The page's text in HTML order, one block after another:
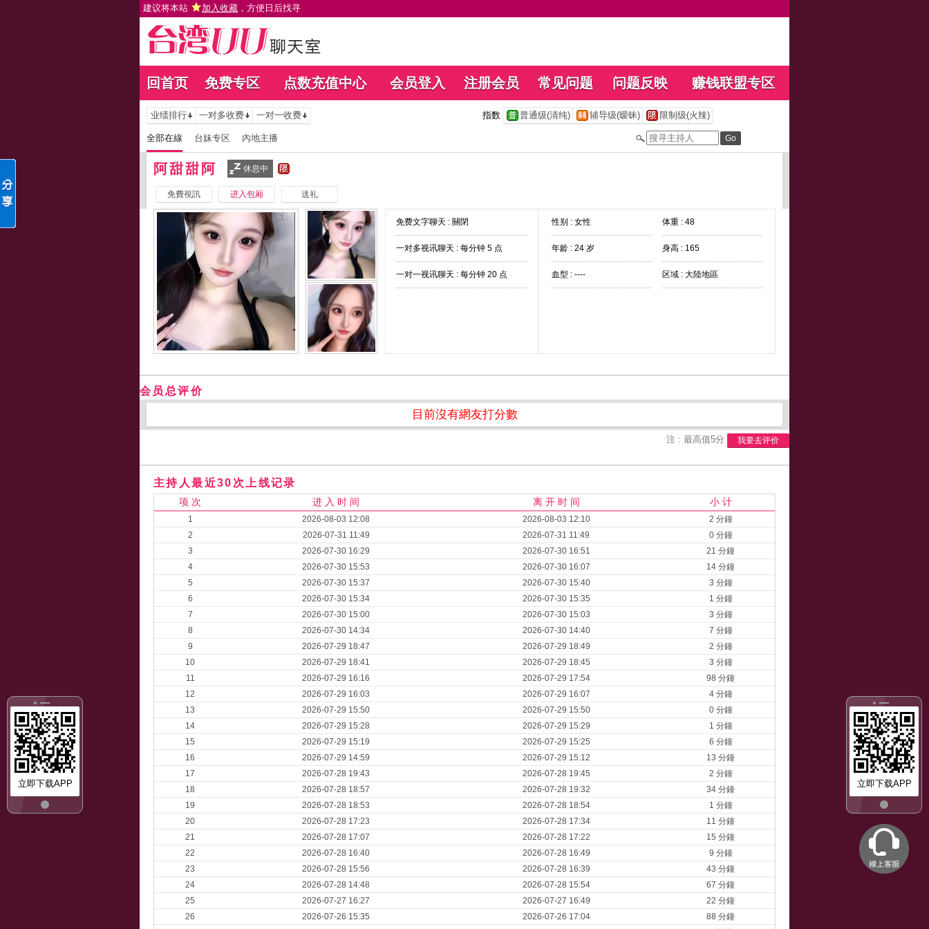
建议将本站 加入收藏 ，方便日后找寻
回首页 免费专区 点数充值中心 会员登入 注册会员 常见问题 问题反映 赚钱联盟专区
立即下载APP
立即下载APP
业绩排行 一对多收费 一对一收费 指数 普通级(清纯) 辅导级(暧昧) 限制级(火辣)
全部在線 台妹专区 內地主播
阿甜甜阿 休息中
免費視訊 进入包厢 送礼
免费文字聊天 : 關閉
一对多视讯聊天 : 每分钟 5 点
一对一视讯聊天 : 每分钟 20 点
性别 : 女性 体重 : 48
年龄 : 24 岁 身高 : 165
血型 : ---- 区域 : 大陸地區
会员总评价
目前沒有網友打分數
注 : 最高值5分 我要去评价
主持人最近30次上线记录
项 次 进 入 时 间 离 开 时 间 小 计
1 2026-08-03 12:08 2026-08-03 12:10
2 分鐘
2
2026-07-31 11:49 2026-07-31 11:49
0 分鐘
3
2026-07-30 16:29 2026-07-30 16:51
21 分鐘
4
2026-07-30 15:53 2026-07-30 16:07
14 分鐘
5
2026-07-30 15:37 2026-07-30 15:40
3 分鐘
6
2026-07-30 15:34 2026-07-30 15:35
1 分鐘
7
2026-07-30 15:00 2026-07-30 15:03
3 分鐘
8
2026-07-30 14:34 2026-07-30 14:40
7 分鐘
9
2026-07-29 18:47 2026-07-29 18:49
2 分鐘
10
2026-07-29 18:41 2026-07-29 18:45
3 分鐘
11
2026-07-29 16:16 2026-07-29 17:54
98 分鐘
12
2026-07-29 16:03 2026-07-29 16:07
4 分鐘
13
2026-07-29 15:50 2026-07-29 15:50
0 分鐘
14
2026-07-29 15:28 2026-07-29 15:29
1 分鐘
15
2026-07-29 15:19 2026-07-29 15:25
6 分鐘
16
2026-07-29 14:59 2026-07-29 15:12
13 分鐘
17
2026-07-28 19:43 2026-07-28 19:45
2 分鐘
18
2026-07-28 18:57 2026-07-28 19:32
34 分鐘
19
2026-07-28 18:53 2026-07-28 18:54
1 分鐘
20
2026-07-28 17:23 2026-07-28 17:34
11 分鐘
21
2026-07-28 17:07 2026-07-28 17:22
15 分鐘
22
2026-07-28 16:40 2026-07-28 16:49
9 分鐘
23
2026-07-28 15:56 2026-07-28 16:39
43 分鐘
24
2026-07-28 14:48 2026-07-28 15:54
67 分鐘
25
2026-07-27 16:27 2026-07-27 16:49
22 分鐘
26
2026-07-26 15:35 2026-07-26 17:04
88 分鐘